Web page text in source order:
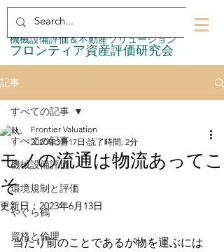
​フロンティア資産評価研究会
​機械設備評価＆不動産ソリューション
記事
すべての記事
機械設備評価
環境規制と評価
やぐら鶴
資格と倫理
すべての記事
モノの流通は物流あってこ
そ
Frontier Valuation
2020年3月17日 読了時間: 2分
更新日： 2023年6月13日
当たり前のことであるが物を運ぶには